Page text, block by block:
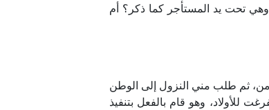
وهي تحت يد المستأجر كما ذكر؟ أم
ثم طلب مني النزول إلى الوطن
للأولاد، وهو قام بالفعل بتنفيذ